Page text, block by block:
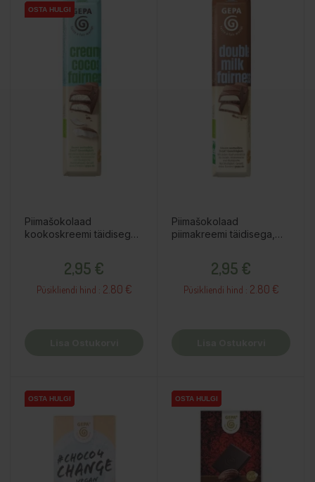
OSTA HULGI
OSTA HULGI
OSTA HULGI
Piimašokolaad
kookoskreemi täidisega,
2,95 €
Püsikliendi hind : 2.80 €
Piimašokolaad
piimakreemi täidisega,
2,95 €
Püsikliendi hind : 2.80 €
OSTA HULGI
OSTA HULGI
OSTA HULGI OSTA HULGI
OSTA HULGI
OSTA HULGI